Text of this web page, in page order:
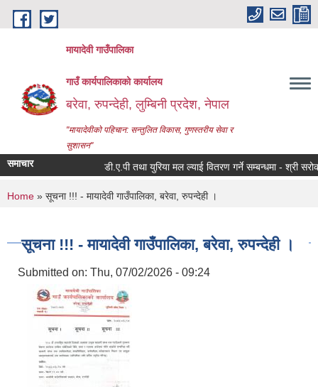
Skip to main content
मायादेवी गाउँपालिका
गाउँ कार्यपालिकाको कार्यालय
बरेवा, रुपन्देही, लुम्बिनी प्रदेश, नेपाल
"मायादेवीको पहिचान: सन्तुलित विकास, गुणस्तरीय सेवा र
सुशासन"
समाचार डी.ए.पी तथा युरिया मल ल्याई वितरण गर्ने सम्बन्धमा - श्री
You are here
Home » सूचना !!! - मायादेवी गाउँपालिका, बरेवा, रुपन्देही ।
सूचना !!! - मायादेवी गाउँपालिका, बरेवा, रुपन्देही ।
Submitted on: Thu, 07/02/2026 - 09:24